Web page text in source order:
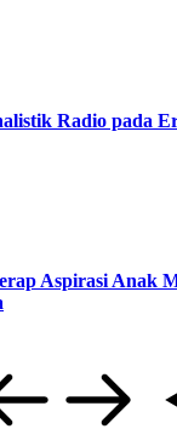
Radio pada
Aspirasi Anak